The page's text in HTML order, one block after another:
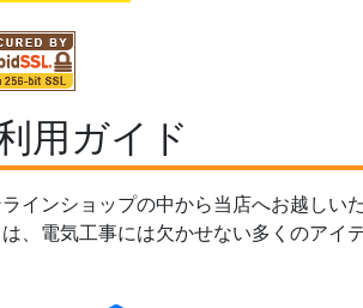
用ガイド
インショップの中から当店へお越しい
、電気工事には欠かせない多くのアイ